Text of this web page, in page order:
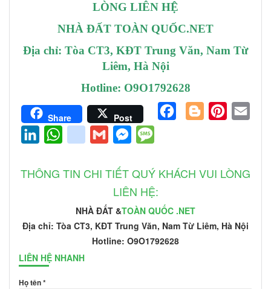
LÒNG LIÊN HỆ
NHÀ ĐẤT TOÀN QUỐC.NET
Địa chỉ: Tòa CT3, KĐT Trung Văn, Nam Từ
Liêm, Hà Nội
Hotline: O9O1792628
Share Post
FacebookBlogger Pinterest
LinkedIn WhatsAppgoogle_bookmarks
Gmail Messenger
THÔNG TIN CHI TIẾT QUÝ KHÁCH VUI LÒNG
LIÊN HỆ:
NHÀ ĐẤT &TOÀN QUỐC .NET
Địa chỉ: Tòa CT3, KĐT Trung Văn, Nam Từ Liêm, Hà Nội
Hotline: O9O1792628
LIÊN HỆ NHANH
Họ tên *